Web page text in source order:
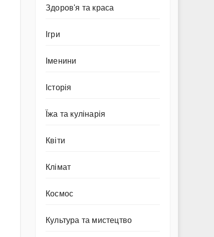
Здоров'я та краса
Ігри
Іменини
Історія
Їжа та кулінарія
Квіти
Клімат
Космос
Культура та мистецтво